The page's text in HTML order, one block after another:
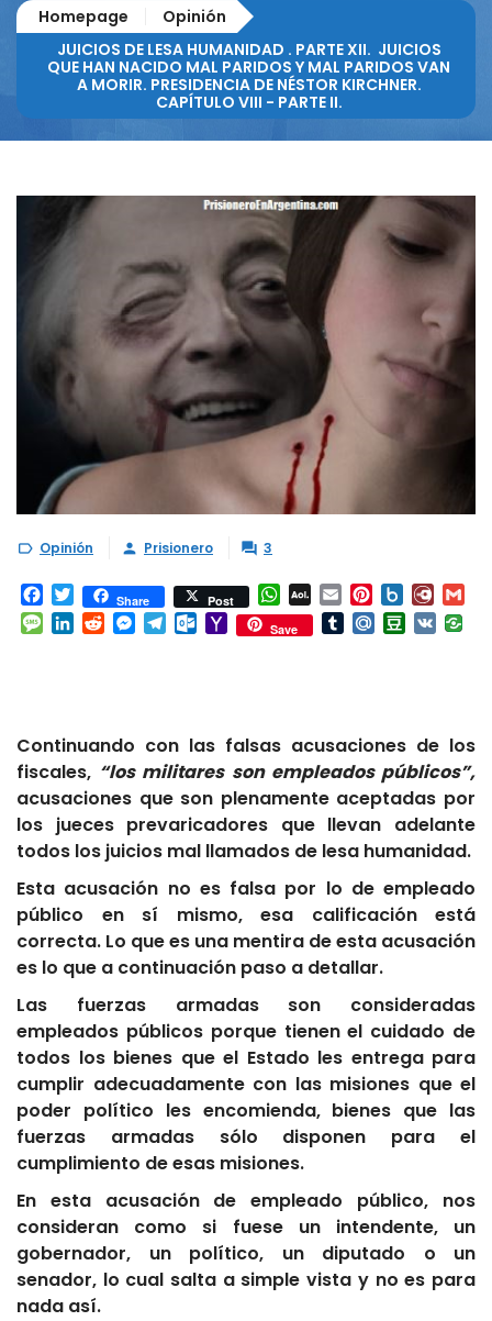
Homepage
Opinión
JUICIOS DE LESA HUMANIDAD . PARTE XII. JUICIOS
QUE HAN NACIDO MAL PARIDOS Y MAL PARIDOS VAN
A MORIR. PRESIDENCIA DE NÉSTOR KIRCHNER.
CAPÍTULO VIII - PARTE II.
 Opinión  Prisionero  3
Facebook
TwitterShare Post WhatsApp
AOL
Mail
Email Pinterest
Box.net
Message
LinkedInRedditMessenger
TelegramOutlook.com
YahooSave TumblrMail.RuDouban
VK
Continuando con las falsas acusaciones de los
fiscales, “los militares son empleados públicos”,
acusaciones que son plenamente aceptadas por
los jueces prevaricadores que llevan adelante
todos los juicios mal llamados de lesa humanidad.
Esta acusación no es falsa por lo de empleado
público en sí mismo, esa calificación está
correcta. Lo que es una mentira de esta acusación
es lo que a continuación paso a detallar.
Las fuerzas armadas son consideradas
empleados públicos porque tienen el cuidado de
todos los bienes que el Estado les entrega para
cumplir adecuadamente con las misiones que el
poder político les encomienda, bienes que las
fuerzas armadas sólo disponen para el
cumplimiento de esas misiones.
En esta acusación de empleado público, nos
consideran como si fuese un intendente, un
gobernador, un político, un diputado o un
senador, lo cual salta a simple vista y no es para
nada así.